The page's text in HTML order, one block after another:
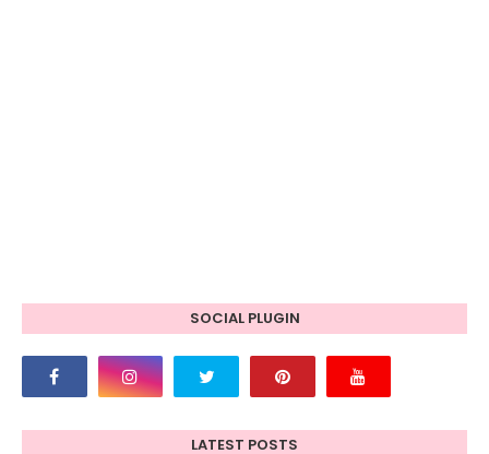
SOCIAL PLUGIN
LATEST POSTS